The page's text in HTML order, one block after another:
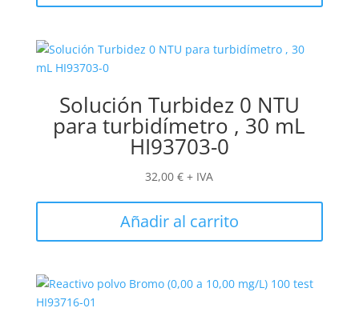
Solución Turbidez 0 NTU
para turbidímetro , 30 mL
HI93703-0
32,00€ + IVA
Añadir al carrito